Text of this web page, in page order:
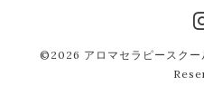
©2026 アロマセラピースク